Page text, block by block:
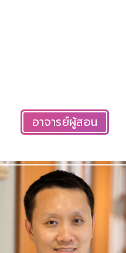
อาจารย์ผู้สอน